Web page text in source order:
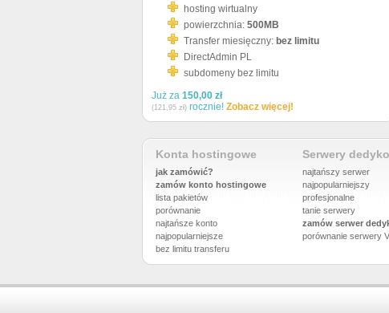
hosting wirtualny
powierzchnia: 500MB
Transfer miesięczny: bez limitu
DirectAdmin PL
subdomeny bez limitu
Już za 150,00 zł
(121,95 zł) rocznie! Zobacz więcej!
Konta hostingowe
jak zamówić?
zamów konto hostingowe
lista pakietów
porównanie
najtańsze konto
najpopularniejsze
bez limitu transferu
Serwery
najtańszy serwer
najpopularniejszy
profesjonalne
tanie serwery
zamów serwer
porównanie serwery